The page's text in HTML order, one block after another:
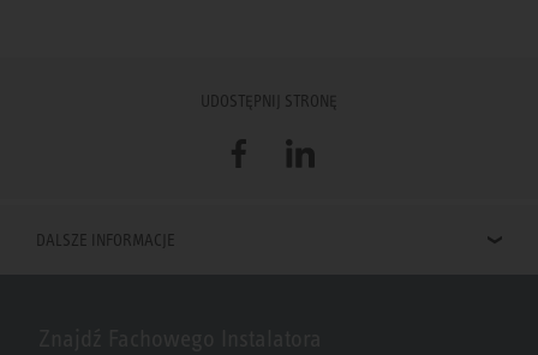
UDOSTĘPNIJ STRONĘ
FacebookLinkedIn
DALSZE INFORMACJE